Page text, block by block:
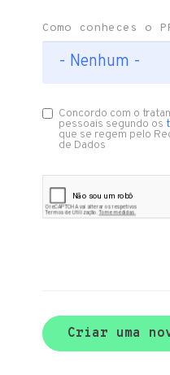
Como conheces o
Concordo com o
pessoais segundo os
que se regem pelo
de Dados
Criar uma